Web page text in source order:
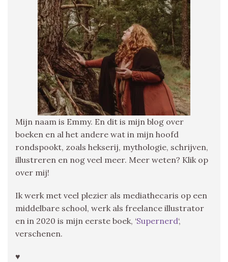
Mijn naam is Emmy. En dit is mijn blog over
boeken en al het andere wat in mijn hoofd
rondspookt, zoals hekserij, mythologie, schrijven,
illustreren en nog veel meer. Meer weten? Klik op
over mij!
Ik werk met veel plezier als mediathecaris op een
middelbare school, werk als freelance illustrator
en in 2020 is mijn eerste boek, ‘Supernerd‘,
verschenen.
♥